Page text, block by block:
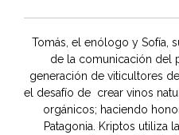
Tomás, el enólogo y Sofía,
de la comunicación del
generación de viticultores
el desafío de crear vinos
orgánicos; haciendo
Patagonia. Kriptos utiliza